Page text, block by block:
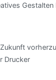
Gestalten
Drucker